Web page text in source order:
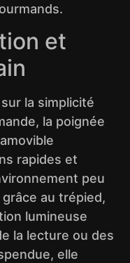
et
la simplicité
la poignée
rapides et
peu
au trépied,
lumineuse
la lecture ou des
elle